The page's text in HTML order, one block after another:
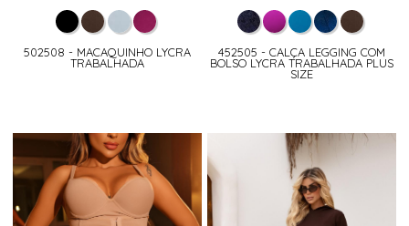
502508 - MACAQUINHO LYCRA
TRABALHADA
452505 - CALÇA LEGGING COM
BOLSO LYCRA TRABALHADA PLUS
SIZE